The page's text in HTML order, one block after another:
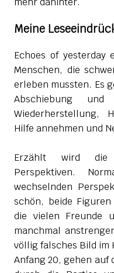
Meine
Echoes of yesterday
Menschen, die
erleben mussten. Es
Abschiebung
Wiederherstellung,
Hilfe annehmen und
Erzählt wird die
Perspektiven.
wechselnden
schön, beide
die vielen Freunde
manchmal
völlig falsches Bild im
Anfang 20, gehen auf